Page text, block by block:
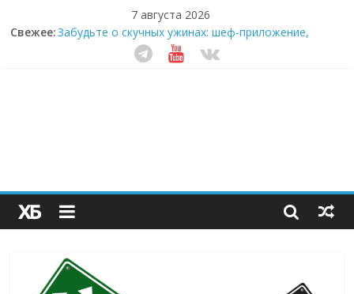
7 августа 2026
Свежее:Забудьте о скучных ужинах: шеф-приложение,
которое видит вашу еду насквозь
Небо зовёт: как бизнес на полётах дронов и
Секрет супергидратации: почему кокосовая вода с
пребиотиками становится главным трендом
здорового питания